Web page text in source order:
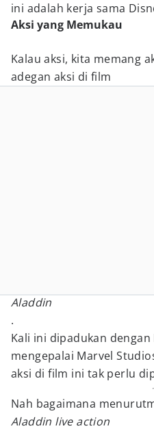
ini adalah kerja sama
Aksi yang Memukau
Kalau aksi, kita memang
adegan aksi di film
Aladdin
.
Kali ini dipadukan
mengepalai Marvel
aksi di film ini tak perlu
Nah bagaimana
Aladdin live action